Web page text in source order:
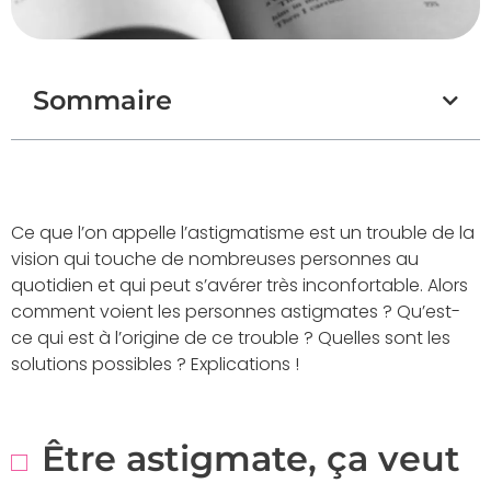
Sommaire
Ce que l’on appelle l’astigmatisme est un trouble de la
vision qui touche de nombreuses personnes au
quotidien et qui peut s’avérer très inconfortable. Alors
comment voient les personnes astigmates ? Qu’est-
ce qui est à l’origine de ce trouble ? Quelles sont les
solutions possibles ? Explications !
Être astigmate, ça veut